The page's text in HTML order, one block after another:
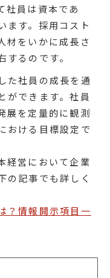
社員は資本であ
ます。採用コスト
材をいかに成長さ
るのです。
た社員の成長を通
ができます。社員
展を定量的に観測
おける目標設定で
経営において企業
の記事でも詳しく
？情報開示項目一